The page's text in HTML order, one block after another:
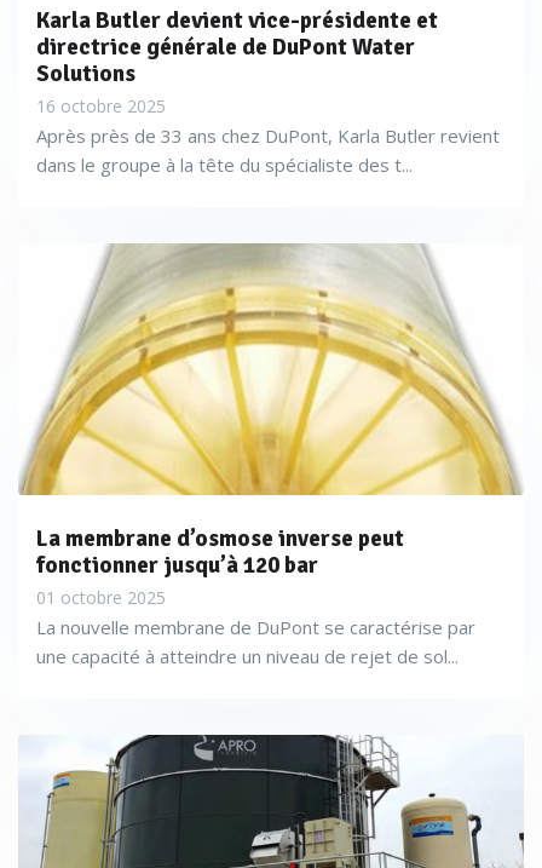
Karla Butler devient vice-présidente et
directrice générale de DuPont Water
Solutions
16 octobre 2025
Après près de 33 ans chez DuPont, Karla Butler revient
dans le groupe à la tête du spécialiste des t...
La membrane d’osmose inverse peut
fonctionner jusqu’à 120 bar
01 octobre 2025
La nouvelle membrane de DuPont se caractérise par
une capacité à atteindre un niveau de rejet de sol...